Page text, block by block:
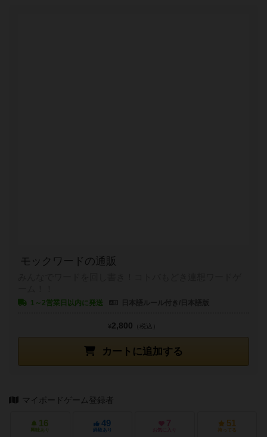
モックワードの通販
1～2営業日以内に発送
カートに追加する
¥2,800 （税込）
マイボードゲーム登録者
16
興味あり
49
経験あり
7
お気に入り
51
持ってる